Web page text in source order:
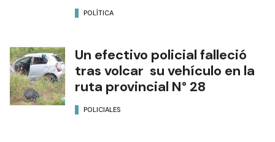
POLÍTICA
Un efectivo policial falleció
tras volcar su vehículo en la
ruta provincial N° 28
POLICIALES